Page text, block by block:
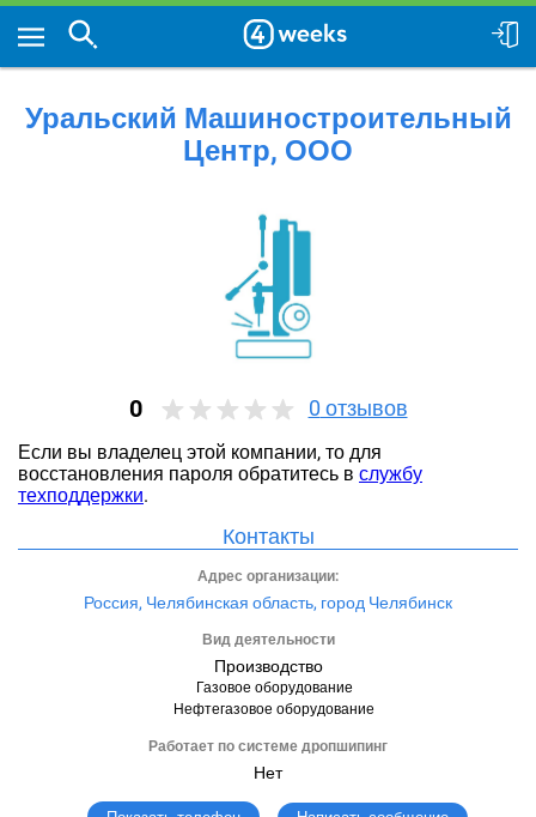
Уральский Машиностроительный
Центр, ООО
0 0 отзывов
Если вы владелец этой компании, то для
восстановления пароля обратитесь в службу
техподдержки.
Контакты
Адрес организации:
Россия, Челябинская область, город Челябинск
Вид деятельности
Производство
Газовое оборудование
Нефтегазовое оборудование
Работает по системе дропшипинг
Нет